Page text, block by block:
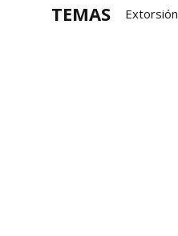
TEMAS Extorsión